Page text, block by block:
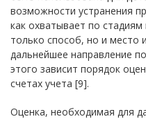
возможности устранения
как охватывает по
только способ, но и место
дальнейшее направление
этого зависит порядок
счетах учета [9].
Оценка, необходимая для